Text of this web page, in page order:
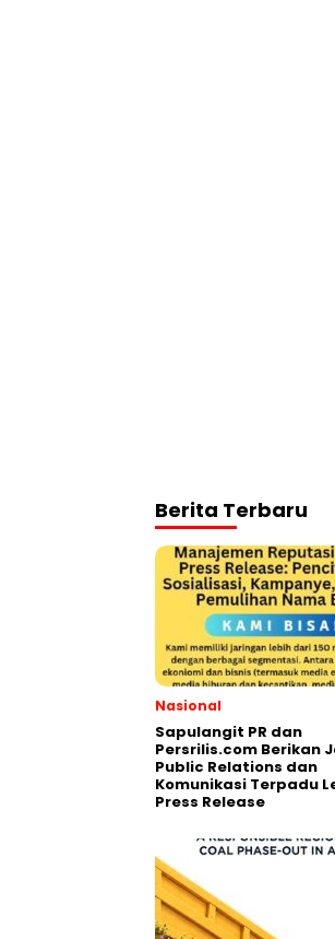
Berita Terbaru
Nasional
Sapulangit PR dan
Persrilis.com Berikan
Public Relations dan
Komunikasi Terpadu
Press Release